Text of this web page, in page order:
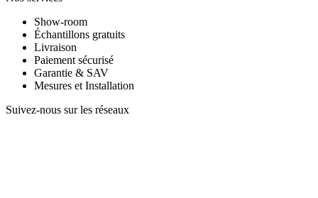
Show-room
Échantillons gratuits
Livraison
Paiement sécurisé
Garantie & SAV
Mesures et Installation
Suivez-nous sur les réseaux